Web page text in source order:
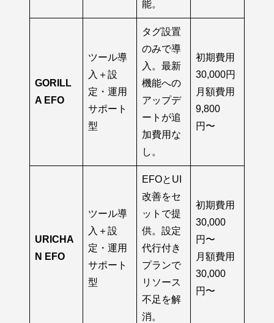
能。
GORILL
A EFO
ツール導
入＋設
定・運用
サポート
型
タグ設置
のみで導
入。最新
機能への
アップデ
ートが追
加費用な
し。
初期費用
30,000円
月額費用
9,800
円〜
URICHA
N EFO
ツール導
入＋設
定・運用
サポート
型
EFOとUI
改善をセ
ットで提
供。設定
代行付き
プランで
リソース
不足を解
消。
初期費用
30,000
円〜
月額費用
30,000
円〜